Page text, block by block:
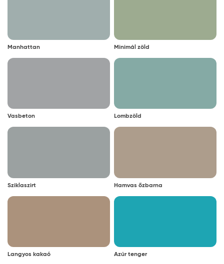
Manhattan Minimál zöld
Vasbeton Lombzöld
Sziklaszirt Hamvas őzbarna
Langyos kakaó Azúr tenger